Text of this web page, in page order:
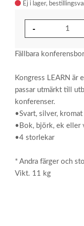
Ej i lager
Fällbara
Kongress LEARN är
passar utmärkt till
konferenser.
•Svart, silver,
•Bok, björk, ek eller
•4 storlekar
* Andra färger och
Vikt. 11 kg